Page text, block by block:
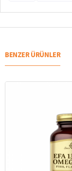
BENZER ÜRÜNLER